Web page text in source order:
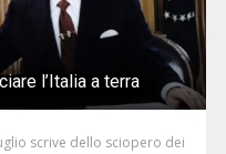
l’Italia a terra
scrive dello sciopero dei